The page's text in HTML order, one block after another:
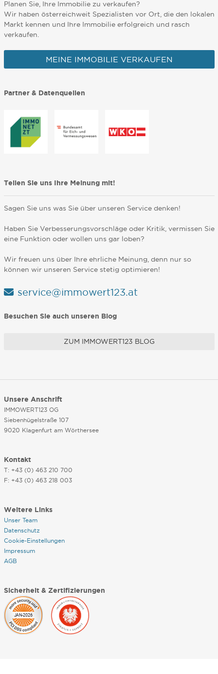
Planen Sie, Ihre Immobilie zu verkaufen?
Wir haben österreichweit Spezialisten vor Ort, die den lokalen
Markt kennen und Ihre Immobilie erfolgreich und rasch
verkaufen.
MEINE IMMOBILIE VERKAUFEN
Partner & Datenquellen
Teilen Sie uns Ihre Meinung mit!
Sagen Sie uns was Sie über unseren Service denken!
Haben Sie Verbesserungsvorschläge oder Kritik, vermissen Sie
eine Funktion oder wollen uns gar loben?
Wir freuen uns über Ihre ehrliche Meinung, denn nur so
können wir unseren Service stetig optimieren!
service@immowert123.at
Besuchen Sie auch unseren Blog
ZUM IMMOWERT123 BLOG
Unsere Anschrift
IMMOWERT123 OG
Siebenhügelstraße 107
9020 Klagenfurt am Wörthersee
Kontakt
T: +43 (0) 463 210 700
F: +43 (0) 463 218 003
Weitere Links
Unser Team
Datenschutz
Cookie-Einstellungen
Impressum
AGB
Sicherheit & Zertifizierungen